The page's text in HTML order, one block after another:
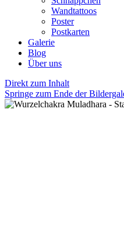
Wandtattoos
Poster
Postkarten
Galerie
Blog
Über uns
Direkt zum Inhalt
Springe zum Ende der